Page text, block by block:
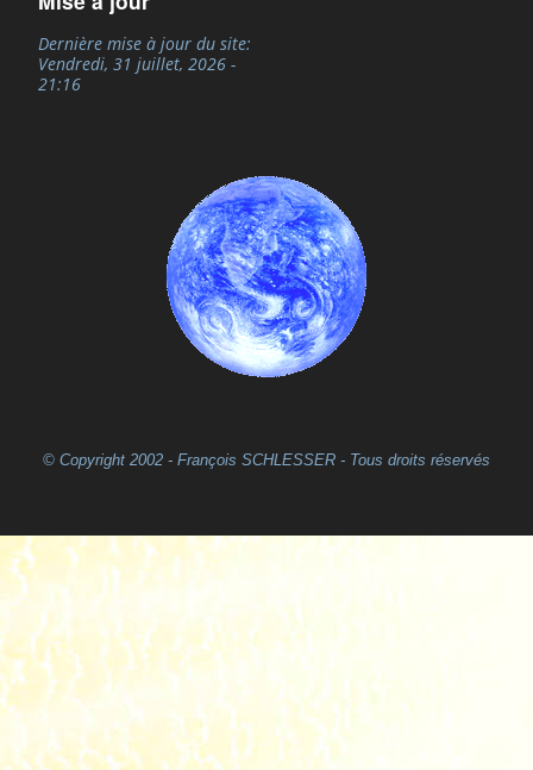
Dernière mise à jour du site:
Vendredi, 31 juillet, 2026 -
21:16
© Copyright 2002 - François SCHLESSER - Tous droits réservés